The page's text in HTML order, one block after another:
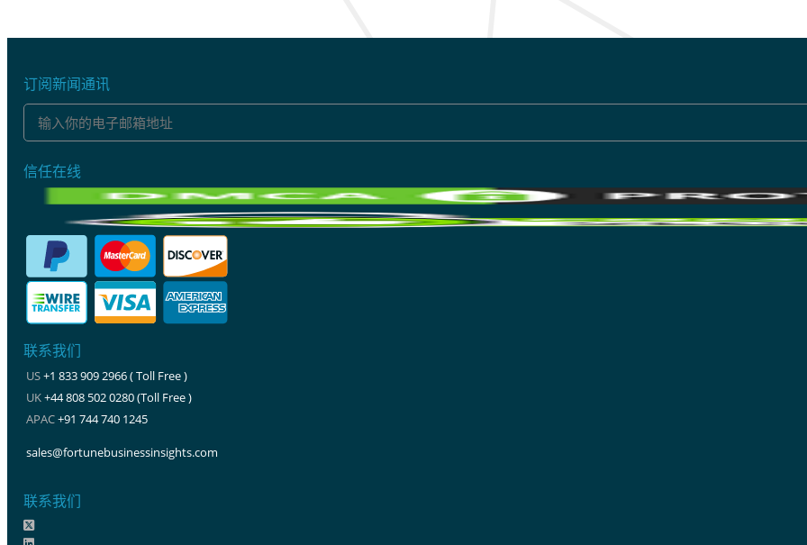
订阅新闻通讯
信任在线
联系我们
US+1 833 909 2966 ( Toll Free )
UK+44 808 502 0280 (Toll Free )
APAC+91 744 740 1245
sales@fortunebusinessinsights.com
联系我们